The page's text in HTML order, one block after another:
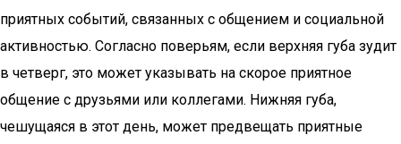
приятных событий, связанных с общением и социальной
активностью. Согласно поверьям, если верхняя губа зудит
в четверг, это может указывать на скорое приятное
общение с друзьями или коллегами. Нижняя губа,
чешущаяся в этот день, может предвещать приятные